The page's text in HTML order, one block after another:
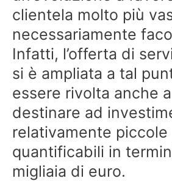
clientela molto più
necessariamente
Infatti, l’offerta di
si è ampliata a tal
essere rivolta anche
destinare ad
relativamente piccole
quantificabili in
migliaia di euro.